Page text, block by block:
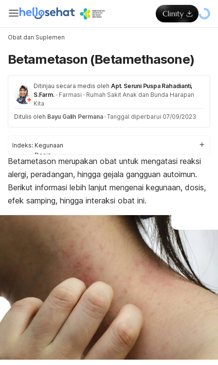
Obat dan Suplemen
Betametason (Betamethasone)
Ditinjau secara medis oleh Apt. Seruni Puspa Rahadianti,
S.Farm. · Farmasi · Rumah Sakit Anak dan Bunda Harapan
Kita
Ditulis oleh Bayu Galih Permana · Tanggal diperbarui 07/09/2023
Indeks: Kegunaan
Dosis
Aturan pakai
Efek samping
Peringatan dan perhatian
Efek pada ibu hamil dan menyusui
Interaksi
Betametason merupakan obat untuk mengatasi reaksi
alergi, peradangan, hingga gejala gangguan autoimun.
Berikut informasi lebih lanjut mengenai kegunaan, dosis,
efek samping, hingga interaksi obat ini.